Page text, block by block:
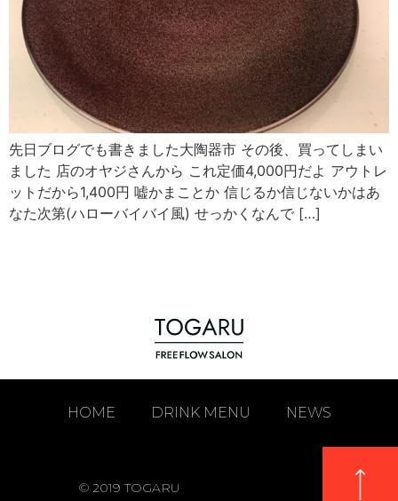
先日ブログでも書きました大陶器市 その後、買ってしまい
ました 店のオヤジさんから これ定価4,000円だよ アウトレ
ットだから1,400円 嘘かまことか 信じるか信じないかはあ
なた次第(ハローバイバイ風) せっかくなんで […]
HOME DRINK MENU NEWS
© 2019 TOGARU